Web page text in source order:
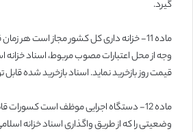
گیرد.
ماده 11- خزانه داری کل کشور مجاز است هر
وجه از محل اعتبارات مصوب مربوط، اسناد خزانه
قیمت روز بازخرید نماید. اسناد بازخرید شده
ماده 12- دستگاه اجرایی موظف است
وضعیتی را که از طریق واگذاری اسناد خزانه